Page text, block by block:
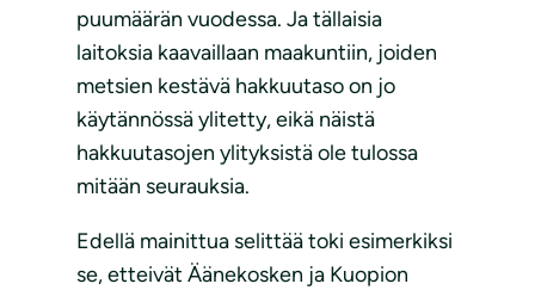
puumäärän vuodessa. Ja tällaisia
laitoksia kaavaillaan maakuntiin, joiden
metsien kestävä hakkuutaso on jo
käytännössä ylitetty, eikä näistä
hakkuutasojen ylityksistä ole tulossa
mitään seurauksia.
Edellä mainittua selittää toki esimerkiksi
se, etteivät Äänekosken ja Kuopion